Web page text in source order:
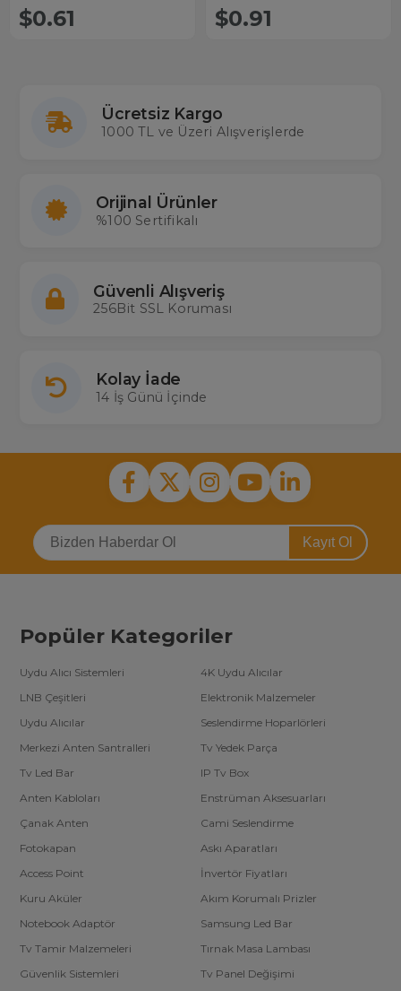
Dayanımlı)
$0.61 $0.91
Ücretsiz Kargo
1000 TL ve Üzeri Alışverişlerde
Orijinal Ürünler
%100 Sertifikalı
Güvenli Alışveriş
256Bit SSL Koruması
Kolay İade
14 İş Günü İçinde
Kayıt Ol
Popüler Kategoriler
Uydu Alıcı Sistemleri
4K Uydu Alıcılar
LNB Çeşitleri
Elektronik Malzemeler
Uydu Alıcılar
Seslendirme Hoparlörleri
Merkezi Anten Santralleri
Tv Yedek Parça
Tv Led Bar
IP Tv Box
Anten Kabloları
Enstrüman Aksesuarları
Çanak Anten
Cami Seslendirme
Fotokapan
Askı Aparatları
Access Point
İnvertör Fiyatları
Kuru Aküler
Akım Korumalı Prizler
Notebook Adaptör
Samsung Led Bar
Tv Tamir Malzemeleri
Tırnak Masa Lambası
Güvenlik Sistemleri
Tv Panel Değişimi